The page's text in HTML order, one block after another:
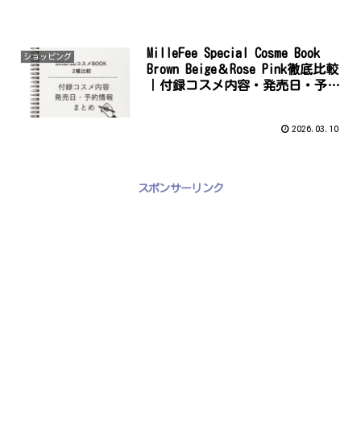
ショッピング
MilleFee Special Cosme Book
Brown Beige＆Rose Pink徹底比較
｜付録コスメ内容・発売日・予約
2026.03.10
スポンサーリンク